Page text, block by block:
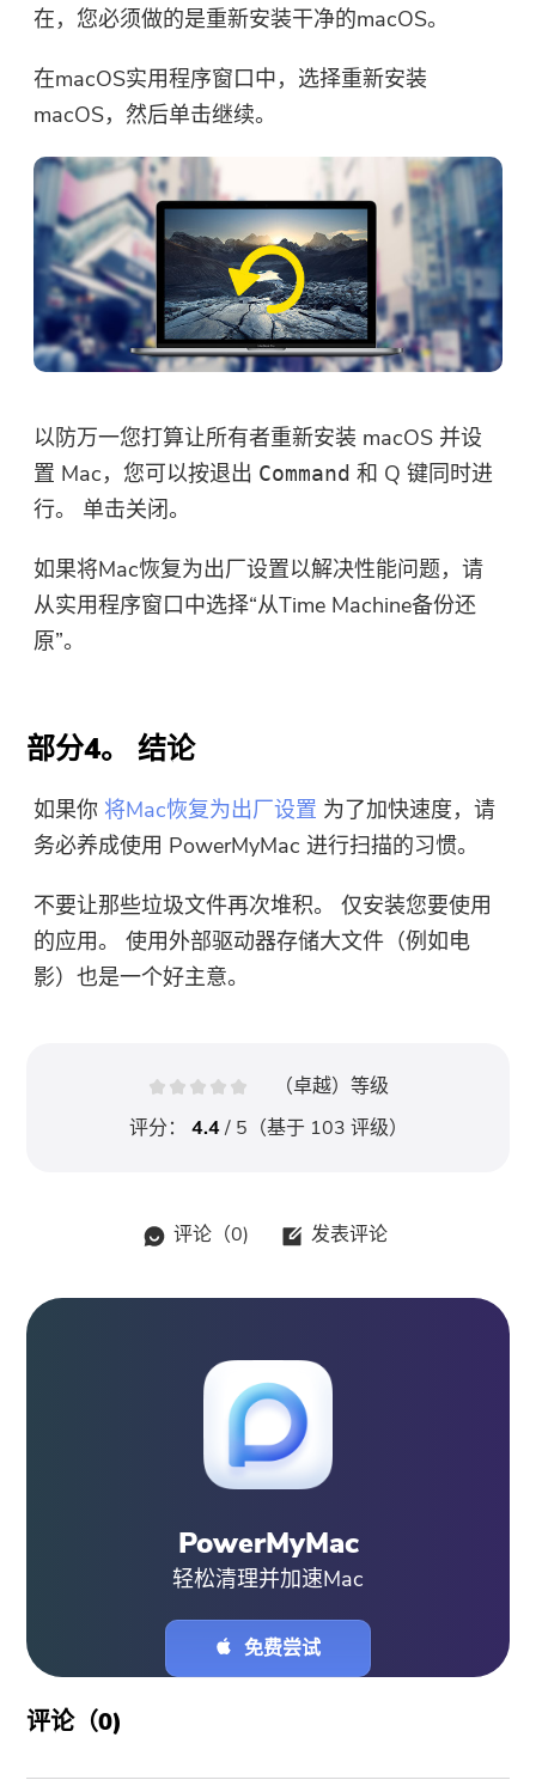
在，您必须做的是重新安装干净的macOS。
在macOS实用程序窗口中，选择重新安装
macOS，然后单击继续。
以防万一您打算让所有者重新安装 macOS 并设
置 Mac，您可以按退出 Command 和 Q 键同时进
行。 单击关闭。
如果将Mac恢复为出厂设置以解决性能问题，请
从实用程序窗口中选择“从Time Machine备份还
原”。
部分4。 结论
如果你 将Mac恢复为出厂设置 为了加快速度，请
务必养成使用 PowerMyMac 进行扫描的习惯。
不要让那些垃圾文件再次堆积。 仅安装您要使用
的应用。 使用外部驱动器存储大文件（例如电
影）也是一个好主意。
（卓越）等级
评分： 4.4/ 5（基于 103 评级）
评论（0) 发表评论
PowerMyMac
轻松清理并加速Mac
免费尝试
评论（0)